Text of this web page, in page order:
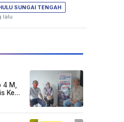
SUNGAI TENGAH
lalu
4 M,
Ke